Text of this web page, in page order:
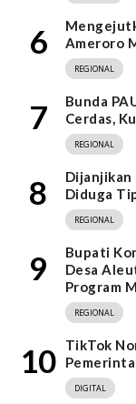
6
Ameroro
REGIONAL
7
Bunda
Cerdas,
REGIONAL
8
Dijanjikan
Diduga
REGIONAL
9
Bupati
Desa
Program
REGIONAL
10
TikTok
DIGITAL